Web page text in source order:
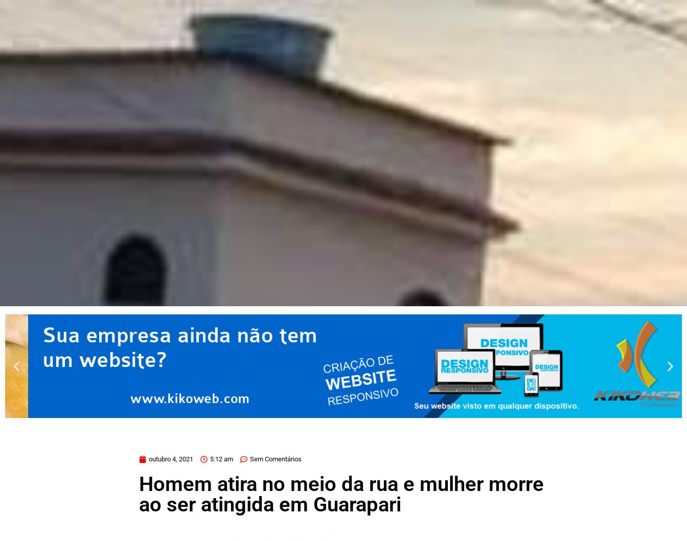
outubro 4, 2021 5:12 am Sem Comentários
Homem atira no meio da rua e mulher morre
ao ser atingida em Guarapari